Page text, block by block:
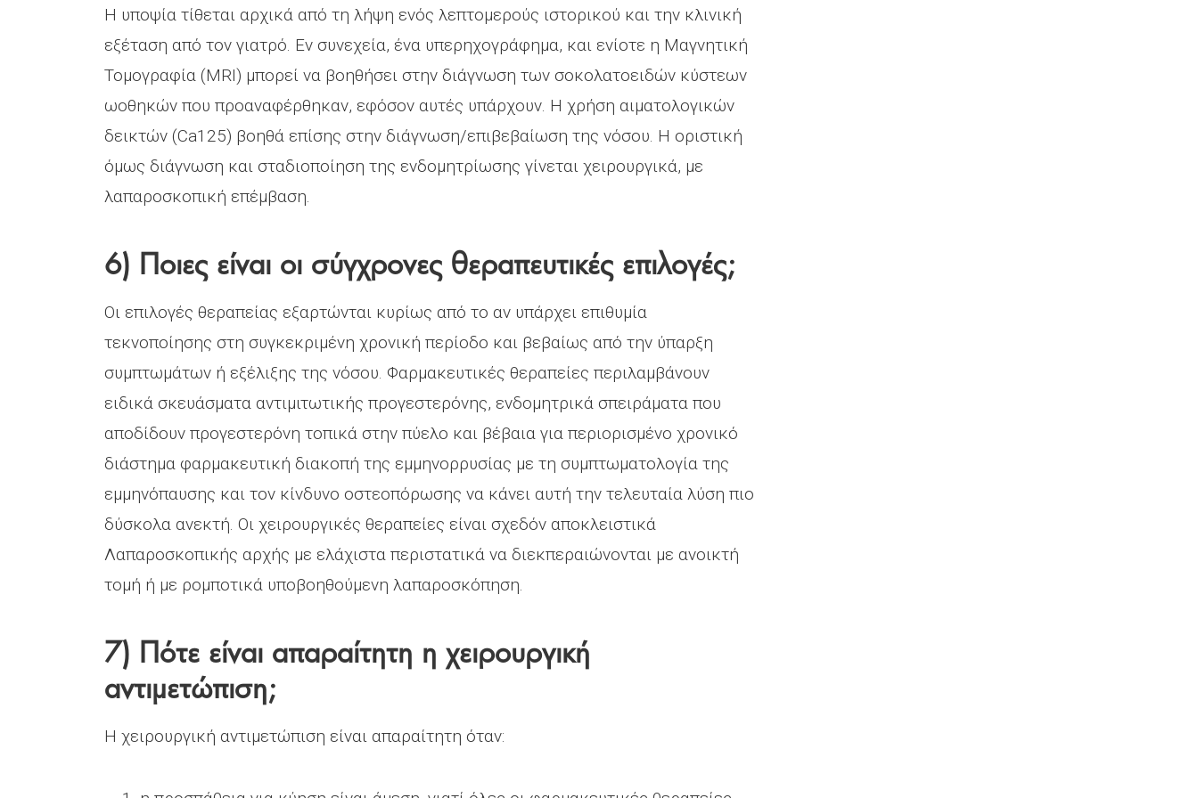
Η υποψία τίθεται αρχικά από τη λήψη ενός λεπτομερούς ιστορικού και την κλινική
εξέταση από τον γιατρό. Εν συνεχεία, ένα υπερηχογράφημα, και ενίοτε η Μαγνητική
Τομογραφία (MRI) μπορεί να βοηθήσει στην διάγνωση των σοκολατοειδών κύστεων
ωοθηκών που προαναφέρθηκαν, εφόσον αυτές υπάρχουν. Η χρήση αιματολογικών
δεικτών (Ca125) βοηθά επίσης στην διάγνωση/επιβεβαίωση της νόσου. Η οριστική
όμως διάγνωση και σταδιοποίηση της ενδομητρίωσης γίνεται χειρουργικά, με
λαπαροσκοπική επέμβαση.
6) Ποιες είναι οι σύγχρονες θεραπευτικές επιλογές;
Οι επιλογές θεραπείας εξαρτώνται κυρίως από το αν υπάρχει επιθυμία
τεκνοποίησης στη συγκεκριμένη χρονική περίοδο και βεβαίως από την ύπαρξη
συμπτωμάτων ή εξέλιξης της νόσου. Φαρμακευτικές θεραπείες περιλαμβάνουν
ειδικά σκευάσματα αντιμιτωτικής προγεστερόνης, ενδομητρικά σπειράματα που
αποδίδουν προγεστερόνη τοπικά στην πύελο και βέβαια για περιορισμένο χρονικό
διάστημα φαρμακευτική διακοπή της εμμηνορρυσίας με τη συμπτωματολογία της
εμμηνόπαυσης και τον κίνδυνο οστεοπόρωσης να κάνει αυτή την τελευταία λύση πιο
δύσκολα ανεκτή. Οι χειρουργικές θεραπείες είναι σχεδόν αποκλειστικά
Λαπαροσκοπικής αρχής με ελάχιστα περιστατικά να διεκπεραιώνονται με ανοικτή
τομή ή με ρομποτικά υποβοηθούμενη λαπαροσκόπηση.
7) Πότε είναι απαραίτητη η χειρουργική
αντιμετώπιση;
Η χειρουργική αντιμετώπιση είναι απαραίτητη όταν: